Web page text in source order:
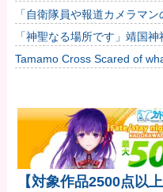
「自衛隊員や報道カメラマ
分の預金通帳を盗まれた高
「神聖なる場所です」靖国
の禁止を発表
Tamamo Cross Scared of
【対象作品2500点以